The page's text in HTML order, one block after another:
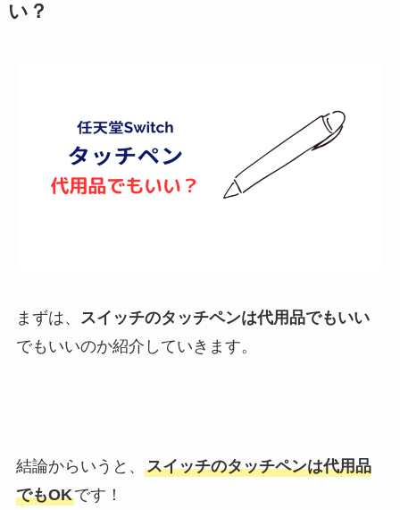
い？
まずは、 スイッチのタッチペンは代用 品でもいい
でもいいのか紹介していきます。
結論からいうと、 スイッチのタッチペンは代用品
でもOKです！